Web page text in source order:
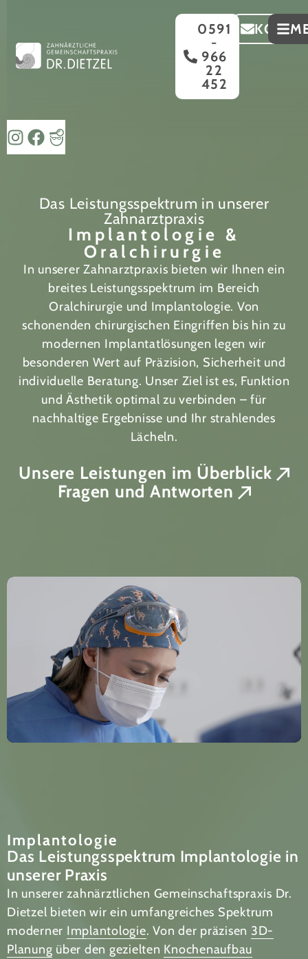
0591
-
966
22
452
Das Leistungsspektrum in unserer
Zahnarztpraxis
Implantologie &
Oralchirurgie
In unserer Zahnarztpraxis bieten wir Ihnen ein
breites Leistungsspektrum im Bereich
Oralchirurgie und Implantologie. Von
schonenden chirurgischen Eingriffen bis hin zu
modernen Implantatlösungen legen wir
besonderen Wert auf Präzision, Sicherheit und
individuelle Beratung. Unser Ziel ist es, Funktion
und Ästhetik optimal zu verbinden – für
nachhaltige Ergebnisse und Ihr strahlendes
Lächeln.
Unsere Leistungen im Überblick
Fragen und Antworten
Implantologie
Das Leistungsspektrum Implantologie in
unserer Praxis
In unserer zahnärztlichen Gemeinschaftspraxis Dr.
Dietzel bieten wir ein umfangreiches Spektrum
moderner Implantologie. Von der präzisen 3D-
Planung über den gezielten Knochenaufbau